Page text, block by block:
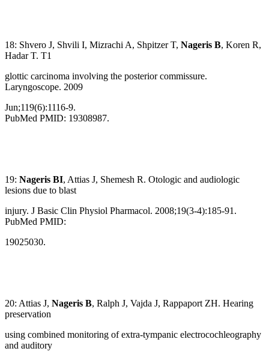
18: Shvero J, Shvili I, Mizrachi A, Shpitzer T, Nageris B, Koren R,
Hadar T. T1
glottic carcinoma involving the posterior commissure.
Laryngoscope. 2009
Jun;119(6):1116-9.
PubMed PMID: 19308987.
19: Nageris BI, Attias J, Shemesh R. Otologic and audiologic
lesions due to blast
injury. J Basic Clin Physiol Pharmacol. 2008;19(3-4):185-91.
PubMed PMID:
19025030.
20: Attias J, Nageris B, Ralph J, Vajda J, Rappaport ZH. Hearing
preservation
using combined monitoring of extra-tympanic electrocochleography
and auditory